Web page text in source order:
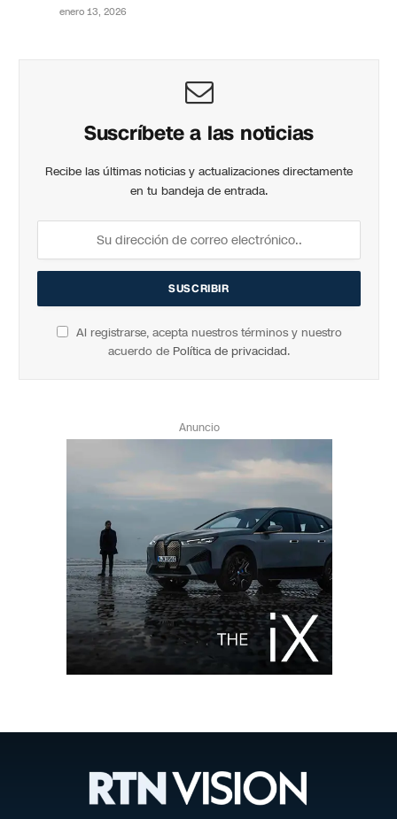
enero 13, 2026
Suscríbete a las noticias
Recibe las últimas noticias y actualizaciones directamente
en tu bandeja de entrada.
Al registrarse, acepta nuestros términos y nuestro
acuerdo de Política de privacidad.
Anuncio